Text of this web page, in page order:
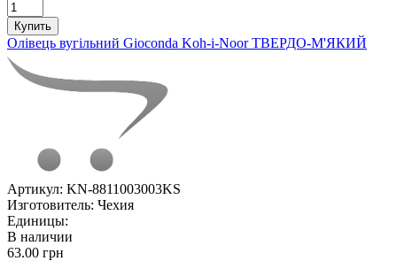
Купить
Олівець вугільний Gioconda Koh-i-Noor ТВЕРДО-М'ЯКИЙ
Артикул: KN-8811003003KS
Изготовитель: Чехия
Единицы:
В наличии
63.00 грн